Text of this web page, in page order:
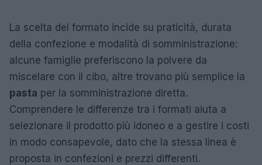
La scelta del formato incide su praticità, durata
della confezione e modalità di somministrazione:
alcune famiglie preferiscono la polvere da
miscelare con il cibo, altre trovano più semplice la
pasta per la somministrazione diretta.
Comprendere le differenze tra i formati aiuta a
selezionare il prodotto più idoneo e a gestire i costi
in modo consapevole, dato che la stessa linea è
proposta in confezioni e prezzi differenti.